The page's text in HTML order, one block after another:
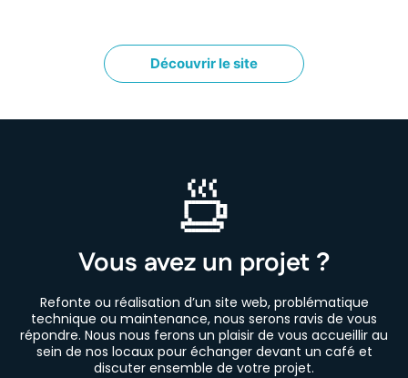
Découvrir le site
Vous avez un projet ?
Refonte ou réalisation d’un site web, problématique
technique ou maintenance, nous serons ravis de vous
répondre. Nous nous ferons un plaisir de vous accueillir au
sein de nos locaux pour échanger devant un café et
discuter ensemble de votre projet.